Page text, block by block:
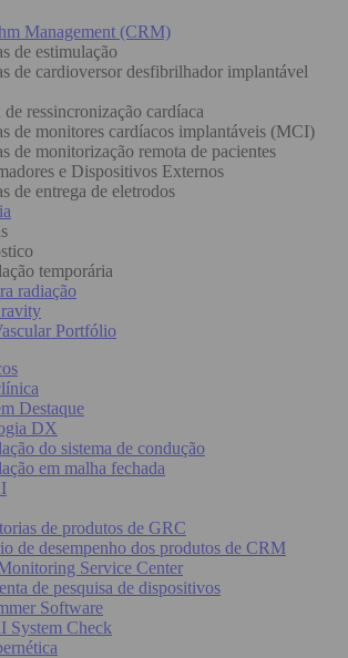
Management (CRM)
de estimulação
de cardioversor desfibrilhador implantável
de ressincronização cardíaca
de monitores cardíacos implantáveis (MCI)
de monitorização remota de pacientes
e Dispositivos Externos
de entrega de eletrodos
temporária
radiação
Portfólio
Destaque
DX
do sistema de condução
em malha fechada
de produtos de GRC
de desempenho dos produtos de CRM
Service Center
de pesquisa de dispositivos
Software
System Check